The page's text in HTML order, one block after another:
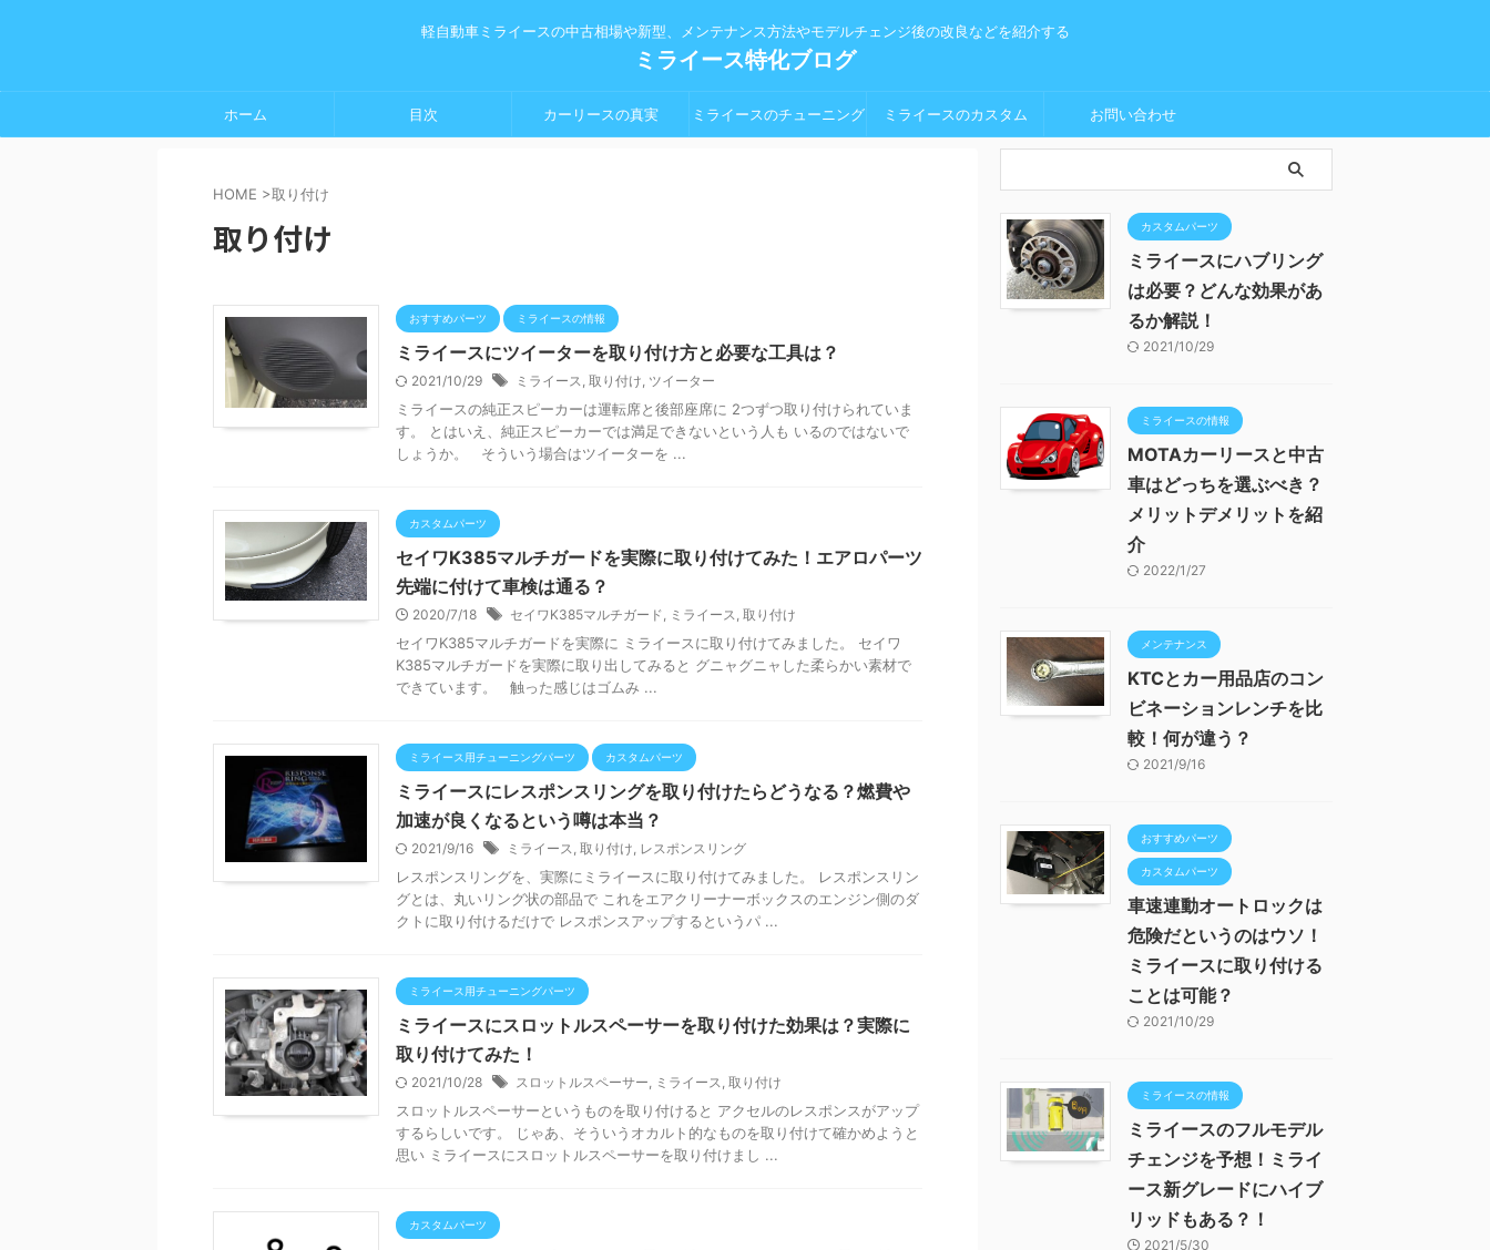
軽自動車ミライースの中古相場や新型、メンテナンス方法やモデルチェンジ後の改良などを紹介する
ミライース特化ブログ
ホーム 目次 カーリースの真実 ミライースのチューニング ミライースのカスタム お問い合わせ
HOME >取り付け
取り付け
おすすめパーツ ミライースの情報
ミライースにツイーターを取り付け方と必要な工具は？
2021/10/29 ミライース, 取り付け, ツイーター
ミライースの純正スピーカーは運転席と後部座席に 2つずつ取り付けられていま
す。 とはいえ、純正スピーカーでは満足できないという人も いるのではないで
しょうか。 そういう場合はツイーターを ...
カスタムパーツ
セイワK385マルチガードを実際に取り付けてみた！エアロパーツ
先端に付けて車検は通る？
2020/7/18 セイワK385マルチガード, ミライース, 取り付け
セイワK385マルチガードを実際に ミライースに取り付けてみました。 セイワ
K385マルチガードを実際に取り出してみると グニャグニャした柔らかい素材で
できています。 触った感じはゴムみ ...
ミライース用チューニングパーツ カスタムパーツ
ミライースにレスポンスリングを取り付けたらどうなる？燃費や
加速が良くなるという噂は本当？
2021/9/16 ミライース, 取り付け, レスポンスリング
レスポンスリングを、実際にミライースに取り付けてみました。 レスポンスリン
グとは、丸いリング状の部品で これをエアクリーナーボックスのエンジン側のダ
クトに取り付けるだけで レスポンスアップするというパ ...
ミライース用チューニングパーツ
ミライースにスロットルスペーサーを取り付けた効果は？実際に
取り付けてみた！
2021/10/28 スロットルスペーサー, ミライース, 取り付け
スロットルスペーサーというものを取り付けると アクセルのレスポンスがアップ
するらしいです。 じゃあ、そういうオカルト的なものを取り付けて確かめようと
思い ミライースにスロットルスペーサーを取り付けまし ...
カスタムパーツ
カスタムパーツ
ミライースにハブリング
は必要？どんな効果があ
るか解説！
2021/10/29
ミライースの情報
MOTAカーリースと中古
車はどっちを選ぶべき？
メリットデメリットを紹
介
2022/1/27
メンテナンス
KTCとカー用品店のコン
ビネーションレンチを比
較！何が違う？
2021/9/16
おすすめパーツ
カスタムパーツ
車速連動オートロックは
危険だというのはウソ！
ミライースに取り付ける
ことは可能？
2021/10/29
ミライースの情報
ミライースのフルモデル
チェンジを予想！ミライ
ース新グレードにハイブ
リッドもある？！
2021/5/30